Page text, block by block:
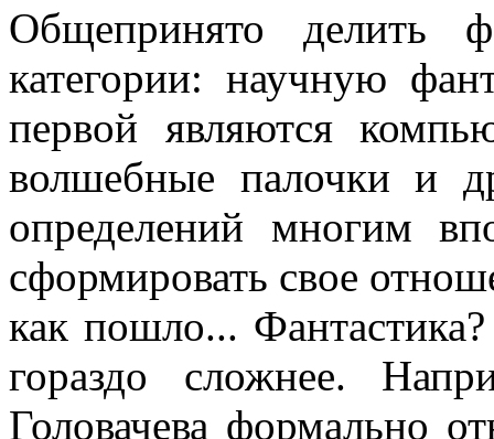
Общепринято делить
категории: научную
первой являются
волшебные палочки и
определений многим
сформировать свое
как пошло...
гораздо сложнее.
Головачева формально